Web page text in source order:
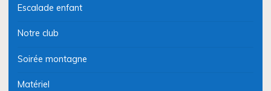
Escalade enfant
Notre club
Soirée montagne
Matériel